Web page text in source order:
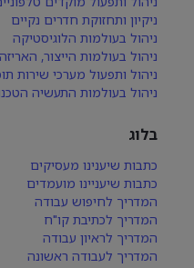
ניקיון ותחזוקת חדרים נקיים
ניהול בעולמות הלוגיסטיקה
ניהול בעולמות הייצור,
ניהול ותפעול מערכי שירות
ניהול בעולמות התעשיה
בלוג
כתבות שיענינו מעסיקים
כתבות שיעניינו מועמדים
המדריך לחיפוש עבודה
המדריך לכתיבת קו"ח
המדריך לראיון עבודה
המדריך לעבודה ראשונה